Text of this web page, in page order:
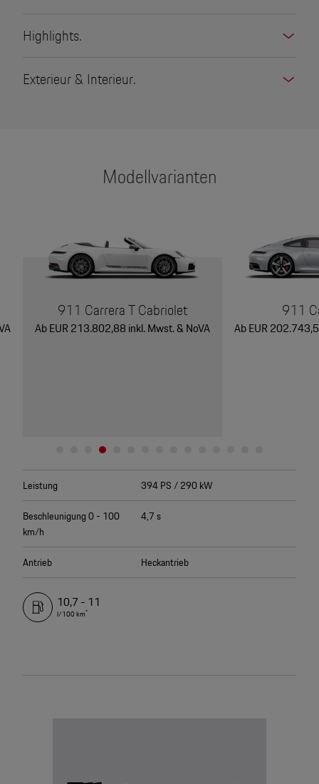
Highlights.
Exterieur & Interieur.
Modellvarianten
911 Carrera T Cabriolet
Ab EUR 213.802,88 inkl. Mwst. & NoVA
911
Ab EUR
394 PS / 290 kW
Leistung
4,7 s
Beschleunigung 0 - 100
km/h
Heckantrieb
Antrieb
10,7 - 11
l/100 km*